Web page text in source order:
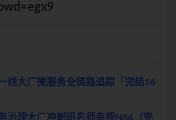
线大厂微服务全链路追踪「完结16
治理大厂冲刺班名师亲授N66（完